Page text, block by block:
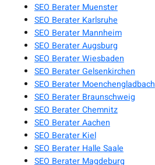
SEO Berater Muenster
SEO Berater Karlsruhe
SEO Berater Mannheim
SEO Berater Augsburg
SEO Berater Wiesbaden
SEO Berater Gelsenkirchen
SEO Berater Moenchengladbach
SEO Berater Braunschweig
SEO Berater Chemnitz
SEO Berater Aachen
SEO Berater Kiel
SEO Berater Halle Saale
SEO Berater Magdeburg